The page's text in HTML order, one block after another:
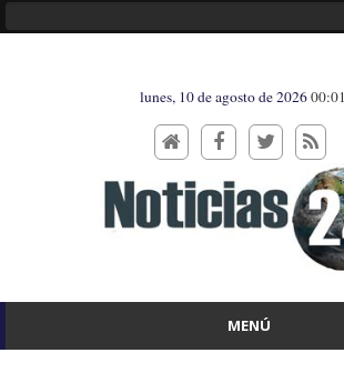
lunes, 10 de agosto de 2026
MENÚ